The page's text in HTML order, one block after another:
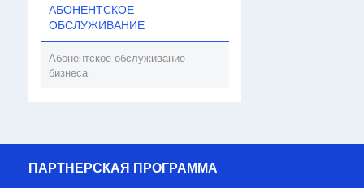
АБОНЕНТСКОЕ
ОБСЛУЖИВАНИЕ
Абонентское обслуживание
бизнеса
ПАРТНЕРСКАЯ ПРОГРАММА